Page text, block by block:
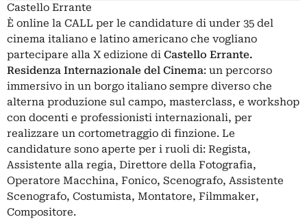
Castello Errante
È online la CALL per le candidature di under 35 del
cinema italiano e latino americano che vogliano
partecipare alla X edizione di Castello Errante.
Residenza Internazionale del Cinema: un percorso
immersivo in un borgo italiano sempre diverso che
alterna produzione sul campo, masterclass, e workshop
con docenti e professionisti internazionali, per
realizzare un cortometraggio di finzione. Le
candidature sono aperte per i ruoli di: Regista,
Assistente alla regia, Direttore della Fotografia,
Operatore Macchina, Fonico, Scenografo, Assistente
Scenografo, Costumista, Montatore, Filmmaker,
Compositore.